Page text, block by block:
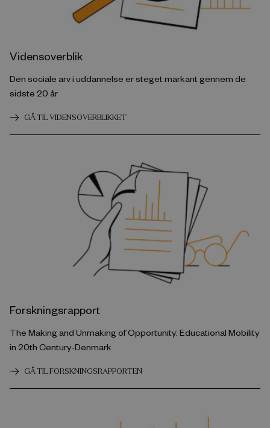
Vidensoverblik
Den sociale arv i uddannelse er steget markant gennem de
sidste 20 år
GÅ TIL VIDENSOVERBLIKKET
Forskningsrapport
The Making and Unmaking of Opportunity: Educational Mobility
in 20th Century-Denmark
GÅ TIL FORSKNINGSRAPPORTEN